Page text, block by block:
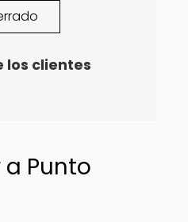
los clientes
Punto